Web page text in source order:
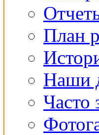
План
Наши
Часто